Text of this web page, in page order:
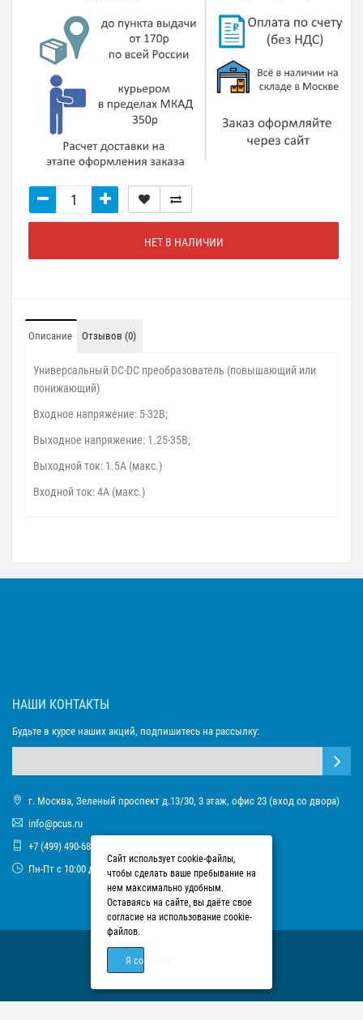
НЕТ В НАЛИЧИИ
Описание Отзывов (0)
Универсальный DC-DC преобразователь (повышающий или
понижающий)
Входное напряжение: 5-32В;
Выходное напряжение: 1.25-35В;
Выходной ток: 1.5A (макс.)
Входной ток: 4A (макс.)
НАШИ КОНТАКТЫ
Будьте в курсе наших акций, подпишитесь на рассылку:
г. Москва, Зеленый проспект д.13/30, 3 этаж, офис 23 (вход со двора)
info@pcus.ru
+7 (499) 490-68-93
Пн-Пт с 10:00 до 17:00
Сайт использует cookie-файлы,
чтобы сделать ваше пребывание на
нем максимально удобным.
Оставаясь на сайте, вы даёте свое
согласие на использование cookie-
файлов.
Я согласен